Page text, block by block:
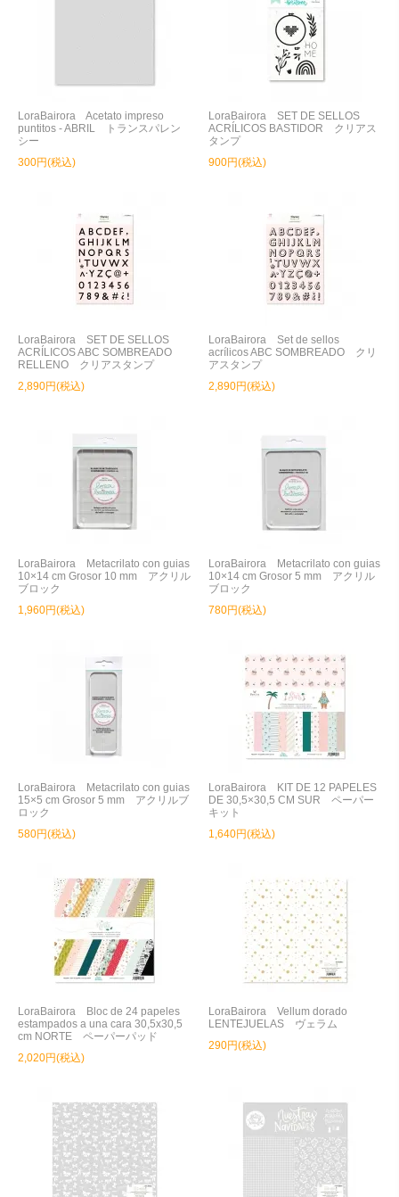
LoraBairora Acetato impreso
puntitos - ABRIL トランスパレン
シー
300円(税込)
LoraBairora SET DE SELLOS
ACRÍLICOS BASTIDOR クリアス
タンプ
900円(税込)
LoraBairora SET DE SELLOS
ACRÍLICOS ABC SOMBREADO
RELLENO クリアスタンプ
2,890円(税込)
LoraBairora Set de sellos
acrílicos ABC SOMBREADO クリ
アスタンプ
2,890円(税込)
LoraBairora Metacrilato con guias
10×14 cm Grosor 10 mm アクリル
ブロック
1,960円(税込)
LoraBairora Metacrilato con guias
10×14 cm Grosor 5 mm アクリル
ブロック
780円(税込)
LoraBairora Metacrilato con guias
15×5 cm Grosor 5 mm アクリルブ
ロック
580円(税込)
LoraBairora KIT DE 12 PAPELES
DE 30,5×30,5 CM SUR ペーパー
キット
1,640円(税込)
LoraBairora Bloc de 24 papeles
estampados a una cara 30,5x30,5
cm NORTE ペーパーパッド
2,020円(税込)
LoraBairora Vellum dorado
LENTEJUELAS ヴェラム
290円(税込)